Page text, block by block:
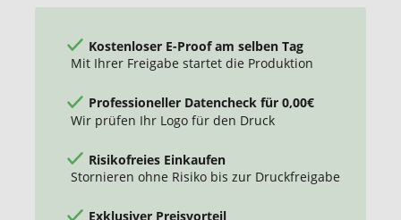
Kostenloser E-Proof am selben Tag
Mit Ihrer Freigabe startet die Produktion
Professioneller Datencheck für 0,00€
Wir prüfen Ihr Logo für den Druck
Risikofreies Einkaufen
Stornieren ohne Risiko bis zur Druckfreigabe
Exklusiver Preisvorteil